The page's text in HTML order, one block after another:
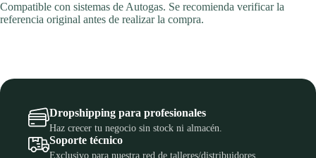
Compatible con sistemas de Autogas. Se recomienda verificar la
referencia original antes de realizar la compra.
Dropshipping para profesionales
Haz crecer tu negocio sin stock ni almacén.
Soporte técnico
Exclusivo para nuestra red de talleres/distribuidores.